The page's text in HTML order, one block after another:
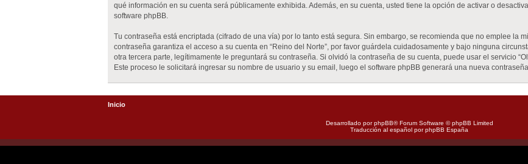
qué información en su cuenta será públicamente exhibida. Además, en su cuenta, usted tiene la opción de activar o
software phpBB.
Tu contraseña está encriptada (cifrado de una vía) por lo tanto está segura. Sin embargo, se recomienda que no emplee la
contraseña garantiza el acceso a su cuenta en “Reino del Norte”, por favor guárdela cuidadosamente y bajo ninguna
otra tercera parte, legítimamente le preguntará su contraseña. Si olvidó la contraseña de su cuenta, puede usar el servicio
Este proceso le solicitará ingresar su nombre de usuario y su email, luego el software phpBB generará una nueva
Inicio
Desarrollado porphpBB® Forum Software © phpBB Limited
Traducción al español porphpBB España